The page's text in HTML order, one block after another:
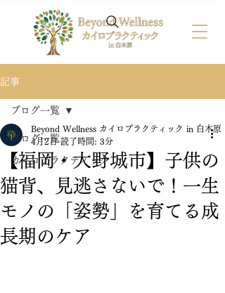
記事
ブログ一覧
カイロプラクティック
ブログ一覧
【福岡・大野城市】子供の
猫背、見逃さないで！一生
モノの「姿勢」を育てる成
長期のケア
Beyond Wellness カイロプラクティック in 白木原
4月2日 読了時間: 3分